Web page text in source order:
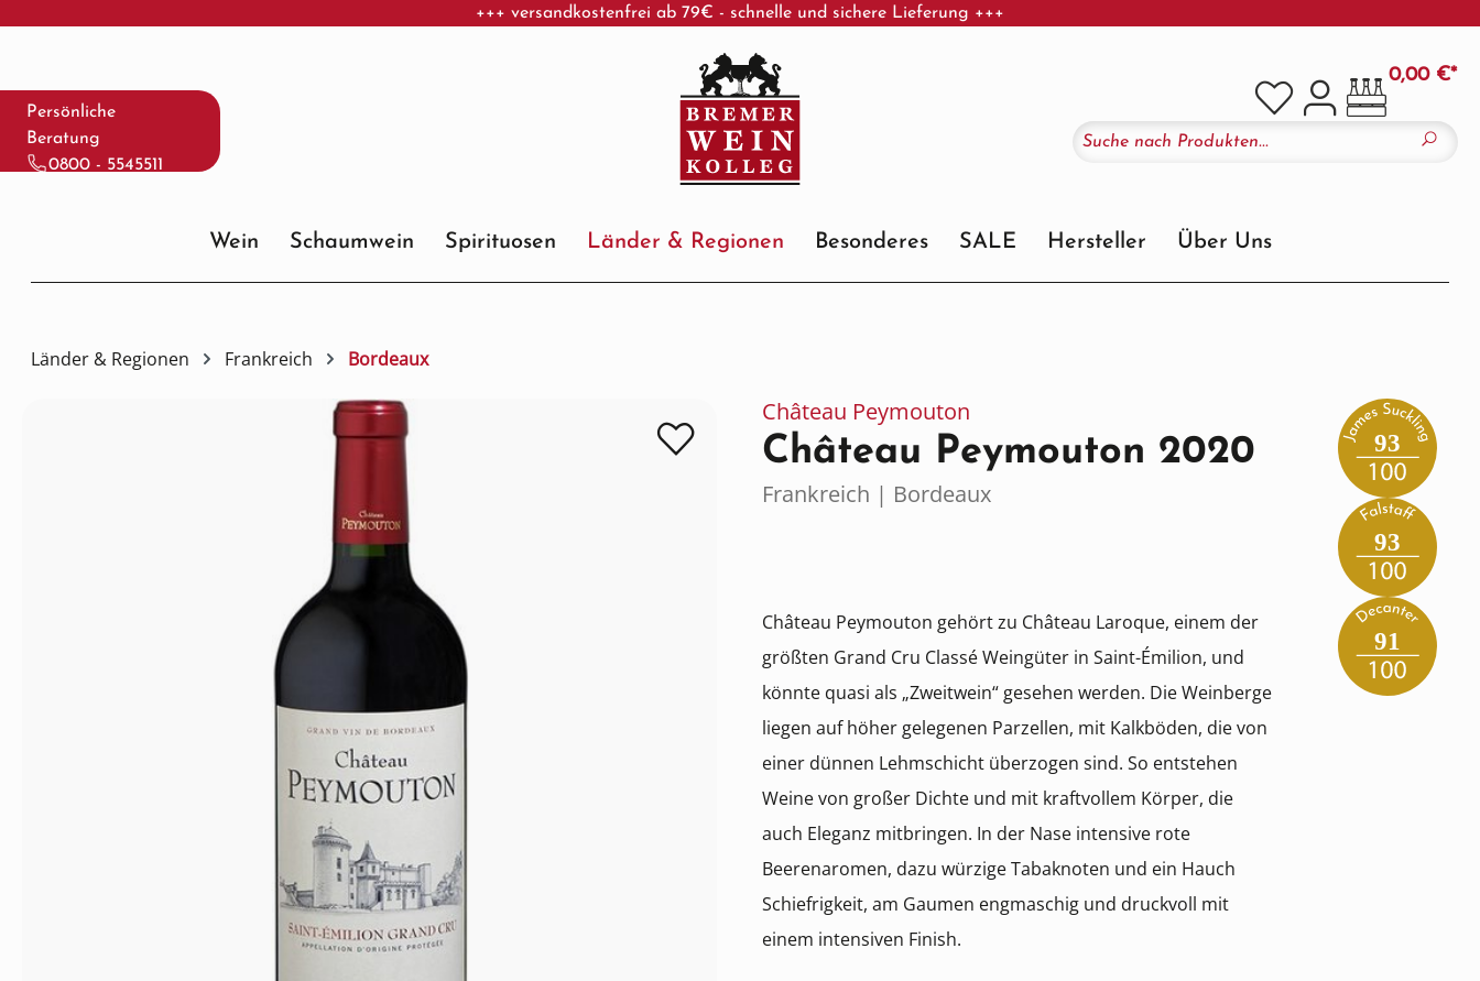
Hauptinhalt springen
Zur Suche springen
Zur Hauptnavigation springen
Persönliche
Beratung
0800 - 5545511
+++ versandkostenfrei ab 79€ - schnelle und sichere Lieferung +++
0,00 €*
Wein Schaumwein Spirituosen Länder & Regionen Besonderes SALE Hersteller Über Uns
Länder & Regionen Frankreich Bordeaux
Château Peymouton
Château Peymouton 2020
Frankreich | Bordeaux
Château Peymouton gehört zu Château Laroque, einem der
größten Grand Cru Classé Weingüter in Saint-Émilion, und
könnte quasi als „Zweitwein“ gesehen werden. Die Weinberge
liegen auf höher gelegenen Parzellen, mit Kalkböden, die von
einer dünnen Lehmschicht überzogen sind. So entstehen
Weine von großer Dichte und mit kraftvollem Körper, die
auch Eleganz mitbringen. In der Nase intensive rote
Beerenaromen, dazu würzige Tabaknoten und ein Hauch
Schiefrigkeit, am Gaumen engmaschig und druckvoll mit
einem intensiven Finish.
93
93
91